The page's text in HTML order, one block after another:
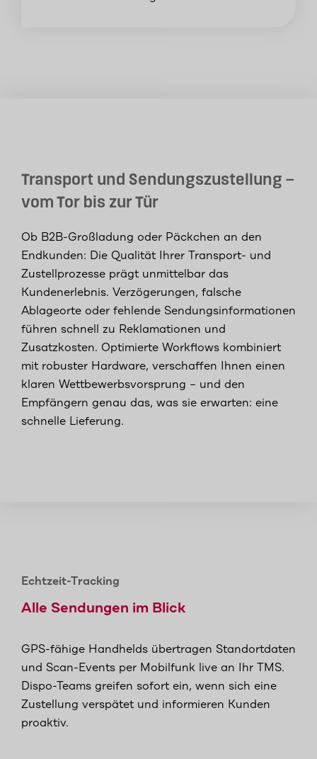
Transport und Sendungszustellung –
vom Tor bis zur Tür
Ob B2B-Großladung oder Päckchen an den
Endkunden: Die Qualität Ihrer Transport- und
Zustellprozesse prägt unmittelbar das
Kundenerlebnis. Verzögerungen, falsche
Ablageorte oder fehlende Sendungsinformationen
führen schnell zu Reklamationen und
Zusatzkosten. Optimierte Workflows kombiniert
mit robuster Hardware, verschaffen Ihnen einen
klaren Wettbewerbsvorsprung – und den
Empfängern genau das, was sie erwarten: eine
schnelle Lieferung.
Echtzeit-Tracking
Alle Sendungen im Blick
GPS-fähige Handhelds übertragen Standortdaten
und Scan-Events per Mobilfunk live an Ihr TMS.
Dispo-Teams greifen sofort ein, wenn sich eine
Zustellung verspätet und informieren Kunden
proaktiv.